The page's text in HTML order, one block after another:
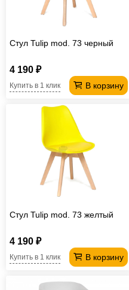
Стул Tulip mod. 73 черный
4 190 ₽
В корзину
Купить в 1 клик
Стул Tulip mod. 73 желтый
4 190 ₽
В корзину
Купить в 1 клик